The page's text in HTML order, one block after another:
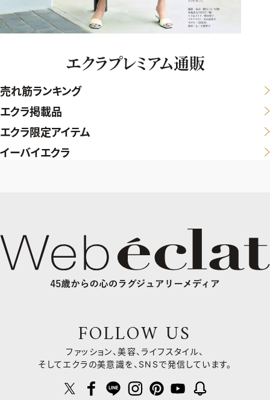
エクラプレミアム通販
売れ筋ランキング
エクラ掲載品
エクラ限定アイテム
イーバイエクラ
FOLLOW US
ファッション、美容、ライフスタイル、
そしてエクラの美意識を、SNSで発信しています。